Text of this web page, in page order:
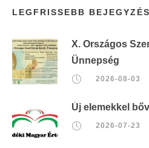
LEGFRISSEBB
X. Országos
Ünnepség
2026-08-03
Új elemekkel
2026-07-23